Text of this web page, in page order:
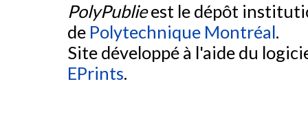
PolyPublieest le dépôt
de Polytechnique Montréal.
Site développé à l'aide du
EPrints.